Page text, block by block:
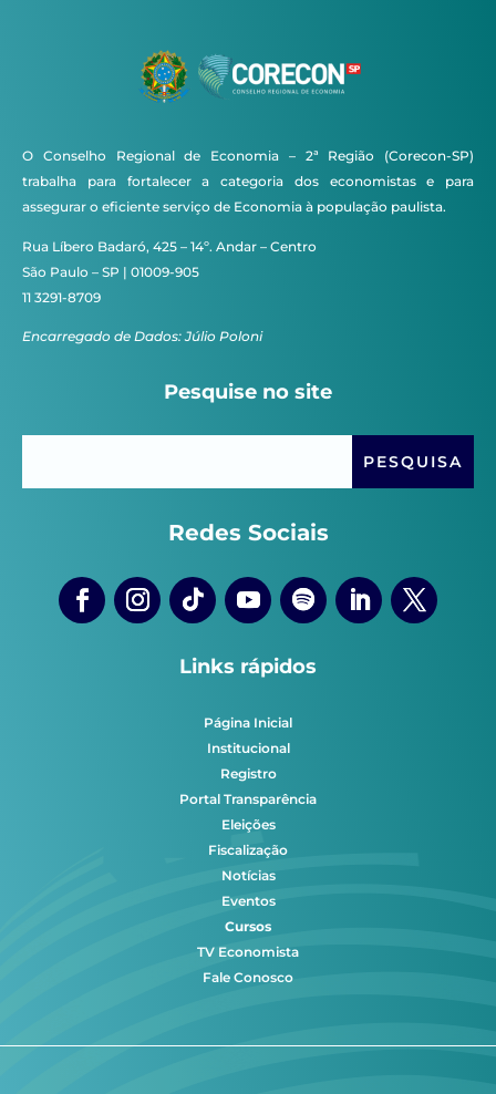
O Conselho Regional de Economia – 2ª Região (Corecon-SP)
trabalha para fortalecer a categoria dos economistas e para
assegurar o eficiente serviço de Economia à população paulista.
Rua Líbero Badaró, 425 – 14º. Andar – Centro
São Paulo – SP | 01009-905
11 3291-8709
Encarregado de Dados: Júlio Poloni
Pesquise no site
Redes Sociais
Links rápidos
Página Inicial
Institucional
Registro
Portal Transparência
Eleições
Fiscalização
Notícias
Eventos
Cursos
TV Economista
Fale Conosco